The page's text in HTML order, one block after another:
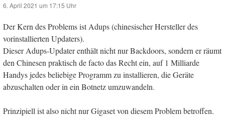
6. April 2021 um 17:15 Uhr
Der Kern des Problems ist Adups (chinesischer Hersteller des
vorinstallierten Updaters).
Dieser Adups-Updater enthält nicht nur Backdoors, sondern er räumt
den Chinesen praktisch de facto das Recht ein, auf 1 Milliarde
Handys jedes beliebige Programm zu installieren, die Geräte
abzuschalten oder in ein Botnetz umzuwandeln.
Prinzipiell ist also nicht nur Gigaset von diesem Problem betroffen.